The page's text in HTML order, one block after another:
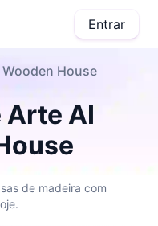
Entrar
House
Arte AI
de madeira com